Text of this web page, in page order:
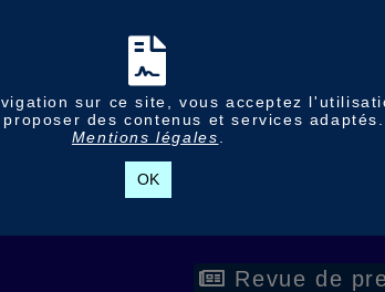
sur ce site, vous acceptez
des contenus et services adaptés.
Mentions légales
OK
Revue de